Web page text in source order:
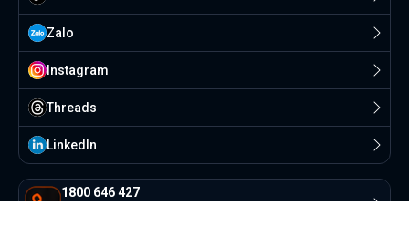
1800 646 427
Zalo
Instagram
Threads
Linkedln